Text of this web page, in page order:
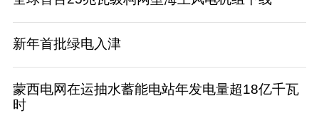
新年首批绿电入津
蒙西电网在运抽水蓄能电站年发电量超18亿千瓦
时